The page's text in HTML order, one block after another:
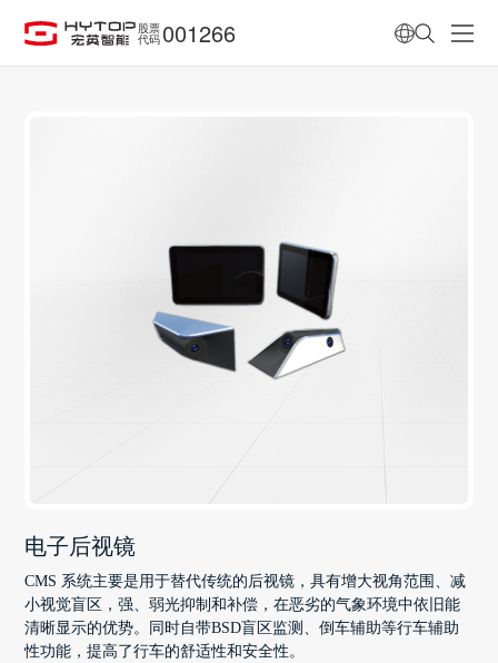
股票
代码 001266
电子后视镜
CMS 系统主要是用于替代传统的后视镜，具有增大视角范围、减
小视觉盲区，强、弱光抑制和补偿，在恶劣的气象环境中依旧能
清晰显示的优势。同时自带BSD盲区监测、倒车辅助等行车辅助
性功能，提高了行车的舒适性和安全性。